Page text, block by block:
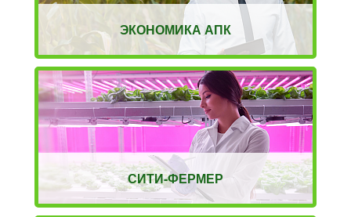
ЭКОНОМИКА АПК
СИТИ-ФЕРМЕР